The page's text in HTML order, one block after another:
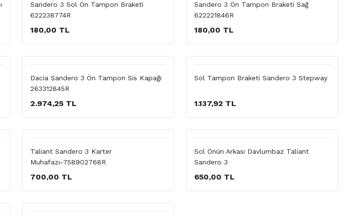
Sandero 3 Sol Ön Tampon Braketi
622238774R
180,00 TL
Sandero 3 Ön Tampon Braketi Sağ
622221846R
180,00 TL
Dacia Sandero 3 Ön Tampon Sis Kapağı
263312845R
2.974,25 TL
Sol Tampon Braketi Sandero 3 Stepway
1.137,92 TL
Taliant Sandero 3 Karter
Muhafazı-758902768R
700,00 TL
Sol Önün Arkası Davlumbaz Taliant
Sandero 3
650,00 TL